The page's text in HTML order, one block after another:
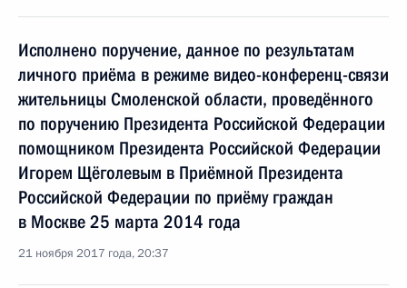
Исполнено поручение, данное по результатам
личного приёма в режиме видео-конференц-связи
жительницы Смоленской области, проведённого
по поручению Президента Российской Федерации
помощником Президента Российской Федерации
Игорем Щёголевым в Приёмной Президента
Российской Федерации по приёму граждан
в Москве 25 марта 2014 года
21 ноября 2017 года, 20:37